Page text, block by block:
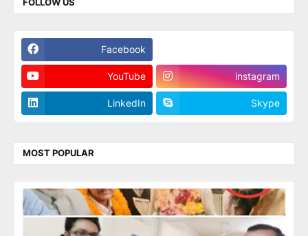
Facebook
YouTube instagram
LinkedIn Skype
MOST POPULAR